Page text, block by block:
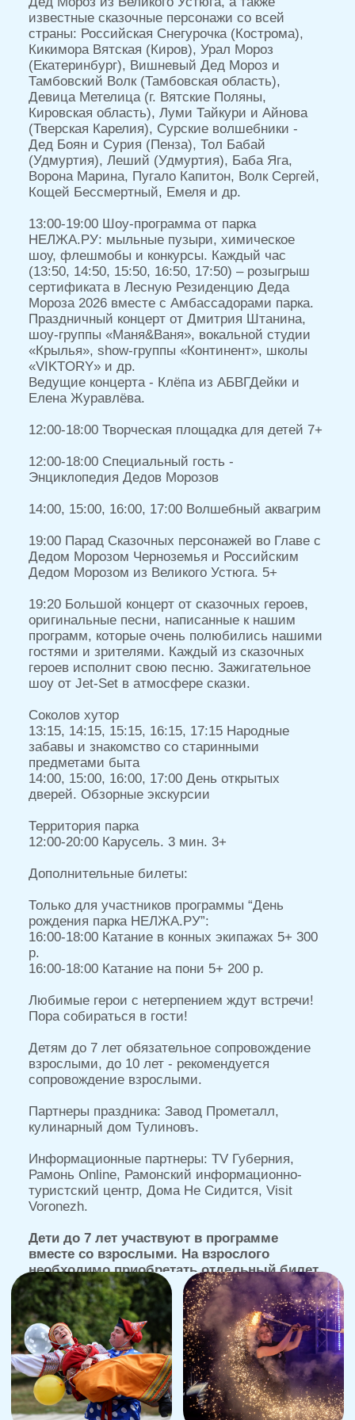
Соколов хутор
13:15, 14:15, 15:15, 16:15, 17:15 Народные
забавы и знакомство со старинными
предметами быта
14:00, 15:00, 16:00, 17:00 День открытых
дверей. Обзорные экскурсии
Территория парка
12:00-20:00 Карусель. 3 мин. 3+
Дополнительные билеты:
Только для участников программы “День
рождения парка НЕЛЖА.РУ”:
16:00-18:00 Катание в конных экипажах 5+ 300
16:00-18:00 Катание на пони 5+ 200 р.
Пора собираться в гости!
Детям до 7 лет обязательное сопровождение
взрослыми, до 10 лет - рекомендуется
сопровождение взрослыми.
Партнеры праздника: Завод Прометалл,
кулинарный дом Тулиновъ.
Информационные партнеры: TV Губерния,
Рамонь Online, Рамонский информационно-
туристский центр, Дома Не Сидится, Visit
Voronezh.
Дети до 7 лет участвуют в программе
вместе со взрослыми. На взрослого
необходимо приобретать отдельный билет.
при покупке в период с 1 по 26
сентября
1000 руб
купить билет
1500 руб
ДЕНЬ
РОЖДЕНИЯ
В ПАРКЕ
ВЫПУСКНЫЕ
ОСОБО
ВАЖНОЕ
ЗАДАНИЕ